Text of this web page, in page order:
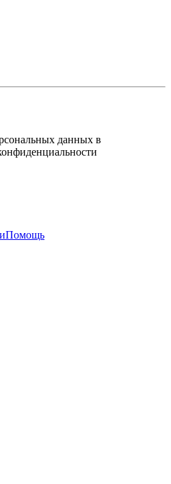
данных в
Помощь